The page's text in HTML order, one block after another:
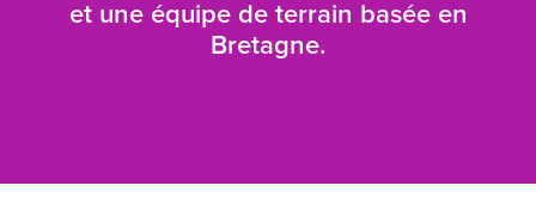
et une équipe de terrain basée en
Bretagne.